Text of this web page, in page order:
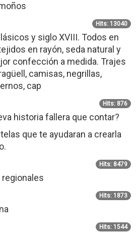
Hits: 13040
y siglo XVIII. Todos en
en rayón, seda natural y
confección a medida. Trajes
camisas, negrillas,
cap
Hits: 876
historia fallera que contar?
que te ayudaran a crearla
Hits: 8479
Hits: 1873
Hits: 1544